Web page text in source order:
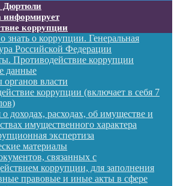
Дюртюли
информирует
коррупции
знать о коррупции. Генеральная
Российской Федерации
Противодействие коррупции
данные
власти
коррупции (включает в себя 7
доходах, расходах, об имуществе и
имущественного характера
экспертиза
материалы
связанных с
коррупции, для заполнения
правовые и иные акты в сфере